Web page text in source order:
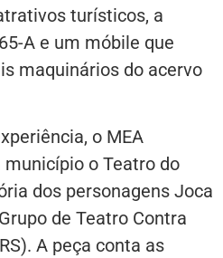
turísticos, a
A e um móbile que
maquinários do acervo
o MEA
o Teatro do
dos personagens Joca
de Teatro Contra
A peça conta as